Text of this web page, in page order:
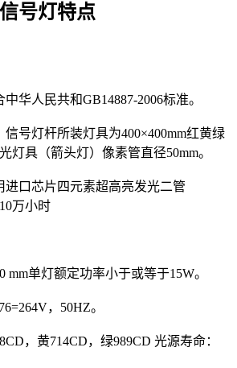
灯特点
人民共和GB14887-2006标准。
灯杆所装灯具为400×400mm红黄绿
灯具（箭头灯）像素管直径50mm。
口芯片四元素超高亮发光二管
万小时
单灯额定功率小于或等于15W。
，50HZ。
，黄714CD，绿989CD 光源寿命：